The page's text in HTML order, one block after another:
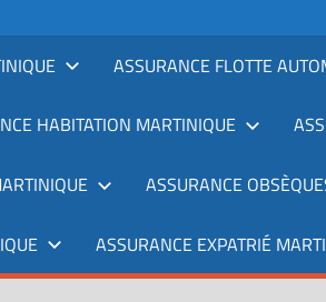
ASSURANCE FLOTTE
HABITATION MARTINIQUE
ASSURANCE
ASSURANCE EXPATRIÉ